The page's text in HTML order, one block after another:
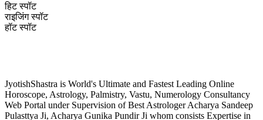
हिट स्पॉट
राइजिंग स्पॉट
हॉट स्पॉट
JyotishShastra is World's Ultimate and Fastest Leading Online
Horoscope, Astrology, Palmistry, Vastu, Numerology Consultancy
Web Portal under Supervision of Best Astrologer Acharya Sandeep
Pulasttya Ji, Acharya Gunika Pundir Ji whom consists Expertise in